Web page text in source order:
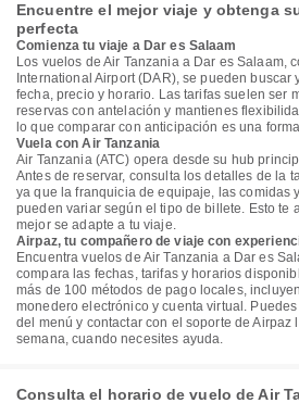
Encuentre el mejor viaje y obtenga
perfecta
Comienza tu viaje a Dar es Salaam
Los vuelos de Air Tanzania a Dar es Salaam,
International Airport (DAR), se pueden buscar
fecha, precio y horario. Las tarifas suelen ser
reservas con antelación y mantienes
lo que comparar con anticipación es una
Vuela con Air Tanzania
Air Tanzania (ATC) opera desde su hub
Antes de reservar, consulta los detalles de la
ya que la franquicia de equipaje, las comidas
pueden variar según el tipo de billete. Esto te
mejor se adapte a tu viaje.
Airpaz, tu compañero de viaje con
Encuentra vuelos de Air Tanzania a Dar es
compara las fechas, tarifas y horarios
más de 100 métodos de pago locales,
monedero electrónico y cuenta virtual.
del menú y contactar con el soporte de Airpaz
semana, cuando necesites ayuda.
Consulta el horario de vuelo de Air